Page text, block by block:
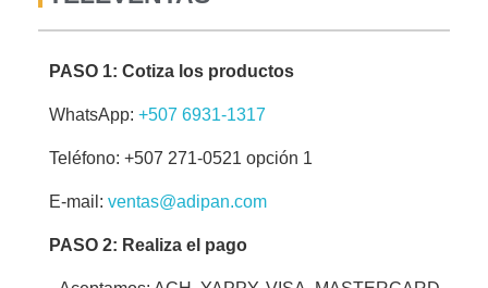
PASO 1: Cotiza los productos
WhatsApp: +507 6931-1317
Teléfono: +507 271-0521 opción 1
E-mail: ventas@adipan.com
PASO 2: Realiza el pago